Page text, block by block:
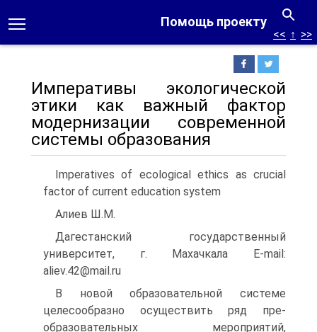
Помощь проекту
<< ↑ >>
Императивы экологической
этики как важный фактор
модернизации современной
системы образования
Imperatives of ecological ethics as crucial
factor of current education system
Алиев Ш.М.
Дагестанский государственный
университет, г. Махачкала E-mail:
aliev.42@mail.ru
В новой образовательной системе
целесообразно осуществить ряд пре-
образовательных мероприятий,